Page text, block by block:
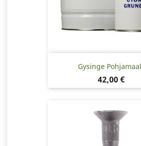
Gysinge
Hinta
42,00 €